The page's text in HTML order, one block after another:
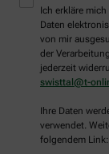
Ich erkläre
Daten
von mir
der
jederzeit
swisttal@t-
Ihre Daten
verwendet.
folgendem Link: